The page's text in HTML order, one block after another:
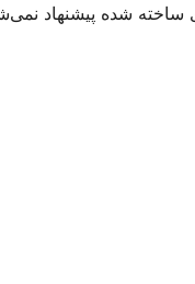
ساخته شده پیشنهاد